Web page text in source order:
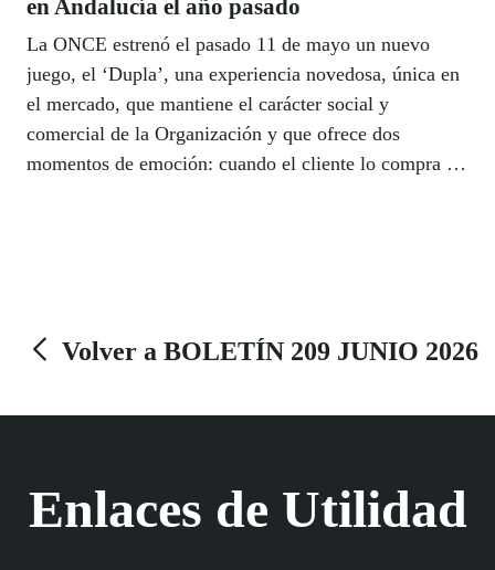
en Andalucía el año pasado
La ONCE estrenó el pasado 11 de mayo un nuevo
juego, el ‘Dupla’, una experiencia novedosa, única en
el mercado, que mantiene el carácter social y
comercial de la Organización y que ofrece dos
momentos de emoción: cuando el cliente lo compra y
premios repartidos en Andalucía el año pasado.
Volver a BOLETÍN 209 JUNIO 2026
Enlaces de Utilidad